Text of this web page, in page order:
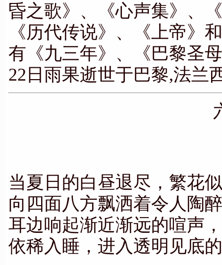
昏之歌》、《心声集》、
《历代传说》、《上帝》
有《九三年》、《巴黎圣
22日雨果逝世于巴黎,法兰
当夏日的白昼退尽，繁花
向四面八方飘洒着令人陶
耳边响起渐近渐远的喧声
依稀入睡，进入透明见底